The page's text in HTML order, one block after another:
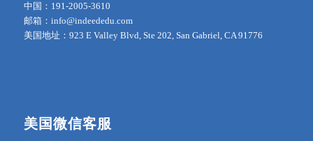
中国：191-2005-3610
邮箱：info@indeededu.com
美国地址：923 E Valley Blvd, Ste 202, San Gabriel, CA 91776
美国微信客服